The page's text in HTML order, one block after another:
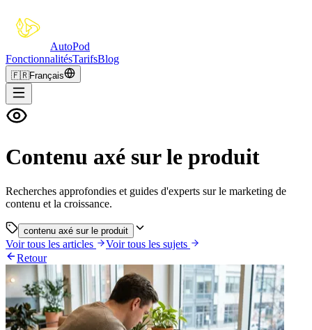
AutoPod
FonctionnalitésTarifsBlog
🇫🇷Français
Contenu axé sur le produit
Recherches approfondies et guides d'experts sur le marketing de
contenu et la croissance.
contenu axé sur le produit
Voir tous les articles
Voir tous les sujets
Retour